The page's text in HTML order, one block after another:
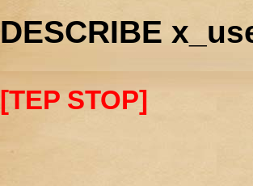
DESCRIBE
[TEP STOP]